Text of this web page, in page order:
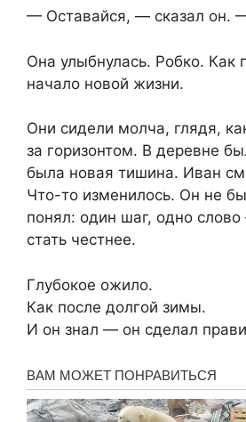
— Оставайся, — сказал он.
Она улыбнулась. Робко. Как
начало новой жизни.
Они сидели молча, глядя,
за горизонтом. В деревне
была новая тишина. Иван
Что-то изменилось. Он не
понял: один шаг, одно
стать честнее.
Глубокое ожило.
Как после долгой зимы.
И он знал — он сделал